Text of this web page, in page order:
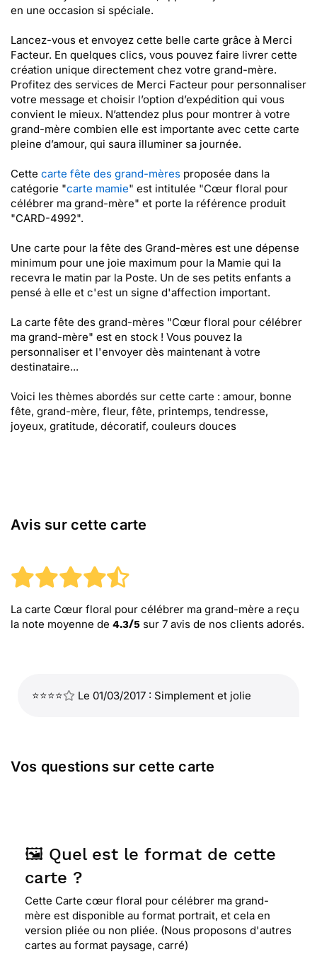
en une occasion si spéciale.
Lancez-vous et envoyez cette belle carte grâce à Merci
Facteur. En quelques clics, vous pouvez faire livrer cette
création unique directement chez votre grand-mère.
Profitez des services de Merci Facteur pour personnaliser
votre message et choisir l’option d’expédition qui vous
convient le mieux. N’attendez plus pour montrer à votre
grand-mère combien elle est importante avec cette carte
pleine d’amour, qui saura illuminer sa journée.
Cette carte fête des grand-mères proposée dans la
catégorie "carte mamie" est intitulée "Cœur floral pour
célébrer ma grand-mère" et porte la référence produit
"CARD-4992".
Une carte pour la fête des Grand-mères est une dépense
minimum pour une joie maximum pour la Mamie qui la
recevra le matin par la Poste. Un de ses petits enfants a
pensé à elle et c'est un signe d'affection important.
La carte fête des grand-mères "Cœur floral pour célébrer
ma grand-mère" est en stock ! Vous pouvez la
personnaliser et l'envoyer dès maintenant à votre
destinataire...
Voici les thèmes abordés sur cette carte : amour, bonne
fête, grand-mère, fleur, fête, printemps, tendresse,
joyeux, gratitude, décoratif, couleurs douces
Avis sur cette carte
La carte Cœur floral pour célébrer ma grand-mère a reçu
la note moyenne de 4.3/5 sur 7 avis de nos clients adorés.
⭐⭐⭐⭐ Le 01/03/2017 : Simplement et jolie
Vos questions sur cette carte
🖼️ Quel est le format de cette
carte ?
Cette Carte cœur floral pour célébrer ma grand-
mère est disponible au format portrait, et cela en
version pliée ou non pliée. (Nous proposons d'autres
cartes au format paysage, carré)